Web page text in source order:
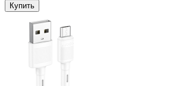
Купить